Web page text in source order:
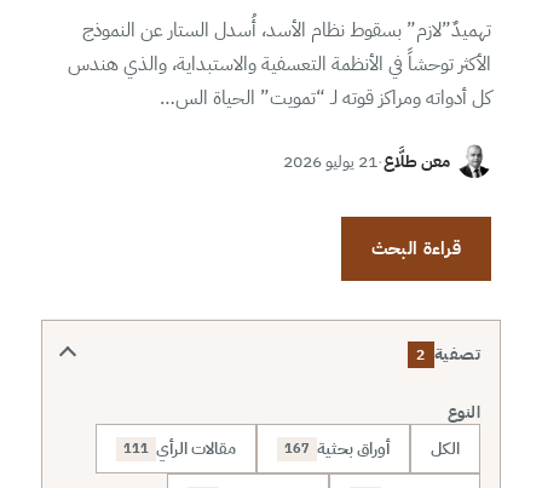
تهميدٌ”لازم” بسقوط نظام الأسد، أُسدل الستار عن النموذج
الأكثر توحشاً في الأنظمة التعسفية والاستبداية، والذي هندس
كل أدواته ومراكز قوته لـ “تمويت” الحياة الس…
معن طلَّاع·21 يوليو 2026
قراءة البحث
تصفية 2
النوع
الكل أوراق بحثية 167 مقالات الرأي 111